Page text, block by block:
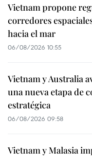
Vietnam propone
corredores
hacia el mar
06/08/2026 10:55
Vietnam y Australia
una nueva etapa de
estratégica
06/08/2026 09:58
Vietnam y Malasia